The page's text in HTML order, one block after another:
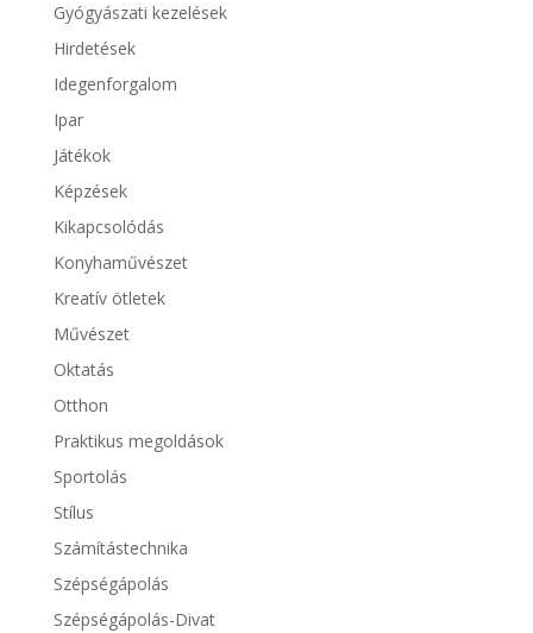
Gyógyászati kezelések
Hirdetések
Idegenforgalom
Ipar
Játékok
Képzések
Kikapcsolódás
Konyhaművészet
Kreatív ötletek
Művészet
Oktatás
Otthon
Praktikus megoldások
Sportolás
Stílus
Számítástechnika
Szépségápolás
Szépségápolás-Divat